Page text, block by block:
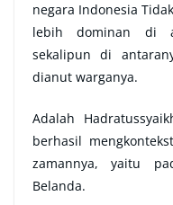
negara Indonesia
lebih dominan di
sekalipun di
dianut warganya.
Adalah
berhasil
zamannya, yaitu
Belanda.